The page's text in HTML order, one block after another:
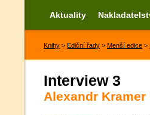
Aktuality
Knihy > Ediční řady > Menší edice >
Interview 3
Alexandr Kramer